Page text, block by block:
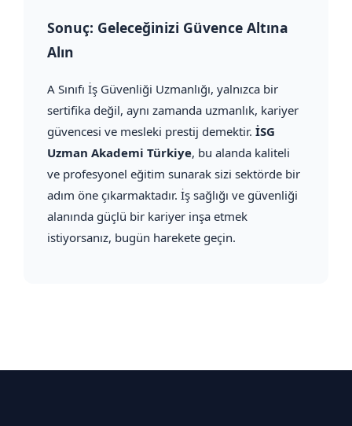
Sonuç: Geleceğinizi Güvence Altına
Alın
A Sınıfı İş Güvenliği Uzmanlığı, yalnızca bir
sertifika değil, aynı zamanda uzmanlık, kariyer
güvencesi ve mesleki prestij demektir. İSG
Uzman Akademi Türkiye, bu alanda kaliteli
ve profesyonel eğitim sunarak sizi sektörde bir
adım öne çıkarmaktadır. İş sağlığı ve güvenliği
alanında güçlü bir kariyer inşa etmek
istiyorsanız, bugün harekete geçin.